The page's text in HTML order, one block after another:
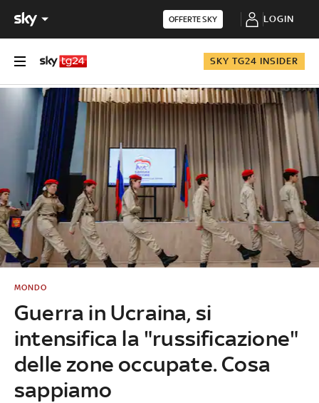
OFFERTE SKY LOGIN
SKY TG24 INSIDER
Guerra in Ucraina, si
intensifica la "russificazione"
delle zone occupate. Cosa
sappiamo
MONDO